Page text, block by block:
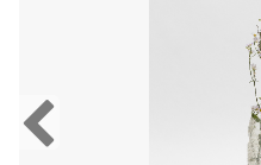
Previous